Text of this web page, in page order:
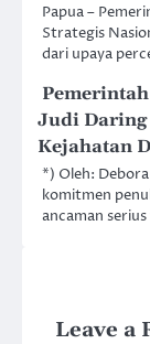
Papua –
Strategis
dari upaya
Judi
Kejahatan
*) Oleh:
komitmen
ancaman
Leave a